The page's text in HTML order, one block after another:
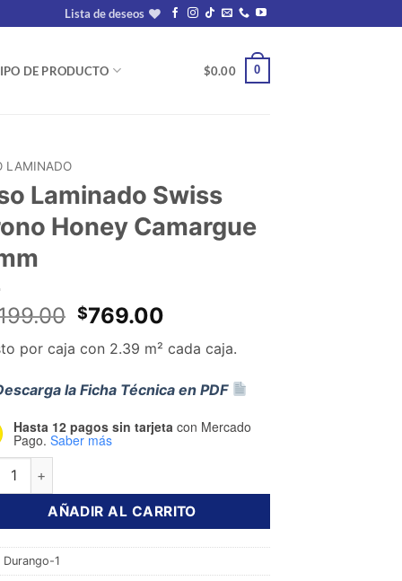
Lista de deseos
DE PRODUCTO $0.00 0
LAMINADO
Laminado Swiss
Honey Camargue
El
original
era:
$1,199.00.
$769.00
actual
$769.00.
por caja con 2.39 m² cada caja.
la Ficha Técnica en PDF
Hasta 12 pagos sin tarjeta con Mercado
Pago. Saber más
Laminado Swiss Krono Honey Camargue 7 mm cantidad
AÑADIR AL CARRITO
Durango-1